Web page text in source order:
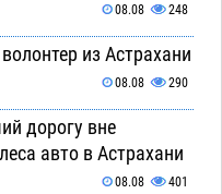
08.08 248
из Астрахани
08.08 290
дорогу вне
авто в Астрахани
08.08 401